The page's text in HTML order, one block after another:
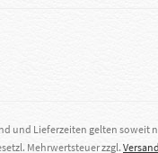
und Lieferzeiten gelten
Mehrwertsteuer zzgl.